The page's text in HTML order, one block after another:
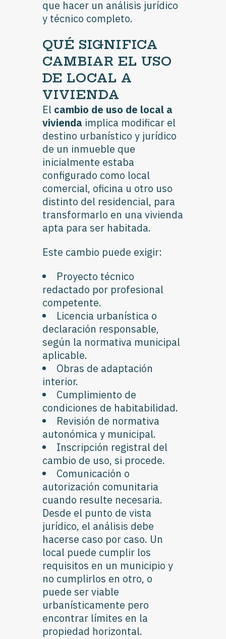
que hacer un análisis jurídico
y técnico completo.
QUÉ SIGNIFICA
CAMBIAR EL USO
DE LOCAL A
VIVIENDA
El cambio de uso de local a
vivienda implica modificar el
destino urbanístico y jurídico
de un inmueble que
inicialmente estaba
configurado como local
comercial, oficina u otro uso
distinto del residencial, para
transformarlo en una vivienda
apta para ser habitada.
Este cambio puede exigir:
Proyecto técnico
redactado por profesional
competente.
Licencia urbanística o
declaración responsable,
según la normativa municipal
aplicable.
Obras de adaptación
interior.
Cumplimiento de
condiciones de habitabilidad.
Revisión de normativa
autonómica y municipal.
Inscripción registral del
cambio de uso, si procede.
Comunicación o
autorización comunitaria
cuando resulte necesaria.
Desde el punto de vista
jurídico, el análisis debe
hacerse caso por caso. Un
local puede cumplir los
requisitos en un municipio y
no cumplirlos en otro, o
puede ser viable
urbanísticamente pero
encontrar límites en la
propiedad horizontal.